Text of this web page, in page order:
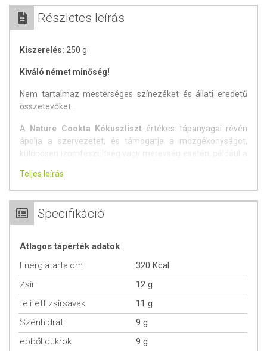
Részletes leírás
Kiszerelés: 250 g
Kiváló német minőség!
Nem tartalmaz mesterséges színezéket és állati eredetű
összetevőket.
A Nature Cookta Kókuszliszt értékes tápanyagai révén
ápolja a szervezetet, és támogatja a mozgékonyságot,
különösen izomfeszültség vagy merevség esetén, például a
A kókuszliszt hatékonyságát a benne található biológiailag
aktív összetevők egyedi kombinációja adja.
A legfontosabb ezek közül a glükózaminoglikán (GAG),
feldolgozási eljárás biztosítja, hogy ezek a hatóanyagok
megőrizzék aktivitásukat a kivonatban.
Az érintett területen
kellemes meleg érzést kelt, és kiváló
ápolást nyújt. A liszt könnyen felvihető, és gyorsan
felszívódik.
Teljes leírás
Specifikáció
Átlagos tápérték adatok
Energiatartalom
320 Kcal
Zsír
12 g
telített zsírsavak
11 g
Szénhidrát
9 g
ebből cukrok
9 g